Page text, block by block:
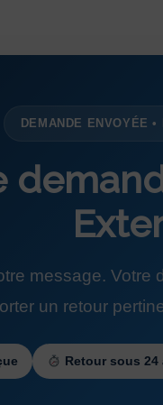
DEMANDE ENVOYÉE
message.
un retour
Retour sous 24